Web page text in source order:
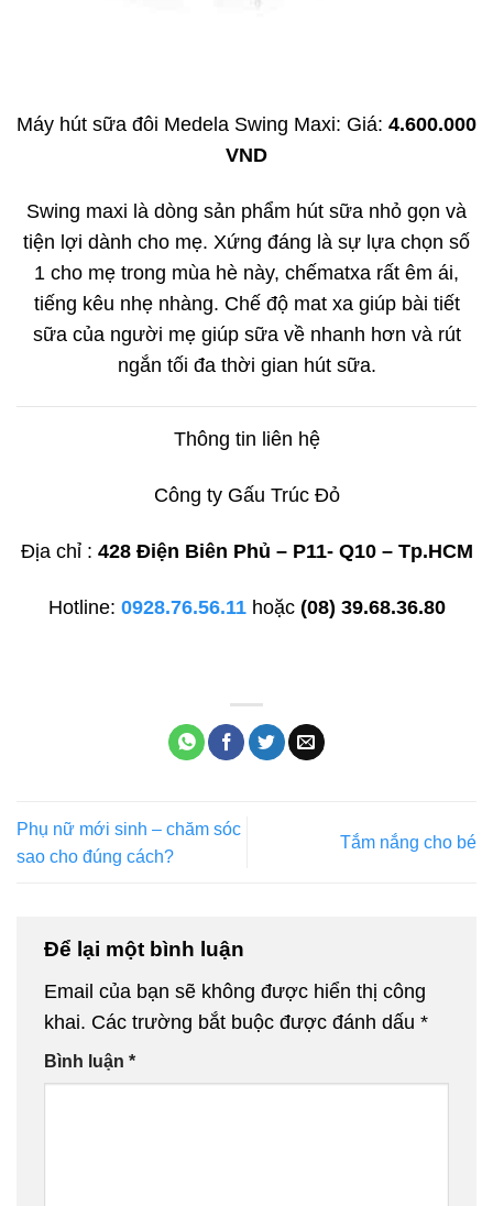
Máy hút sữa đôi Medela Swing Maxi: Giá: 4.600.000
VND
Swing maxi là dòng sản phẩm hút sữa nhỏ gọn và
tiện lợi dành cho mẹ. Xứng đáng là sự lựa chọn số
1 cho mẹ trong mùa hè này, chếmatxa rất êm ái,
tiếng kêu nhẹ nhàng. Chế độ mat xa giúp bài tiết
sữa của người mẹ giúp sữa về nhanh hơn và rút
ngắn tối đa thời gian hút sữa.
Thông tin liên hệ
Công ty Gấu Trúc Đỏ
Địa chỉ : 428 Điện Biên Phủ – P11- Q10 – Tp.HCM
Hotline: 0928.76.56.11hoặc (08) 39.68.36.80
Phụ nữ mới sinh – chăm sóc
sao cho đúng cách?
Tắm nắng cho bé
Để lại một bình luận
Email của bạn sẽ không được hiển thị công
khai. Các trường bắt buộc được đánh dấu *
Bình luận *